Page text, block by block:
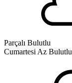
Parçalı Bulutlu
Cumartesi Az Bulutlu